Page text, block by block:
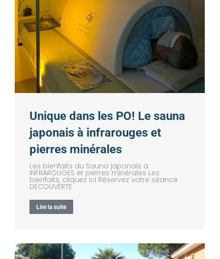
Unique dans les PO! Le sauna
japonais à infrarouges et
pierres minérales
Les bienfaits du Sauna japonais à
INFRAROUGES et pierres minérales Les
bienfaits, cliquez ici Réservez votre séance
DECOUVERTE
Lire la suite